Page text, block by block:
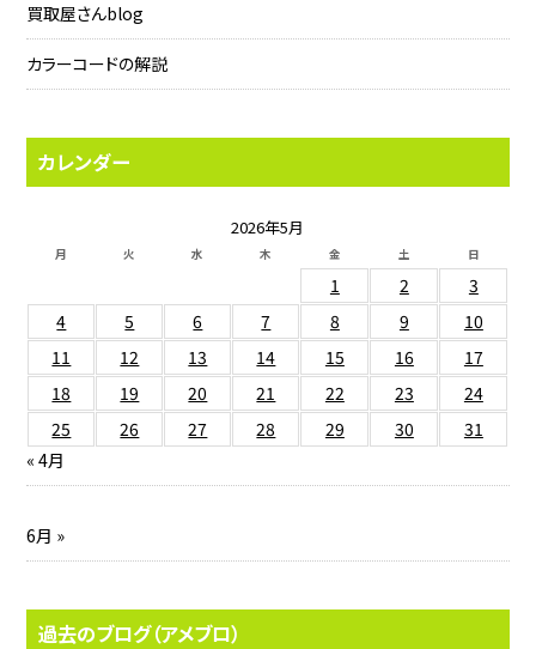
買取屋さんblog
カラーコードの解説
カレンダー
2026年5月
月 火 水 木 金 土 日
1 2
3
4
5 6 7 8 9
10
11
12 13 14 15 16
17
18
19 20 21 22 23
24
25
26 27 28 29 30
31
« 4月
6月 »
過去のブログ（アメブロ）